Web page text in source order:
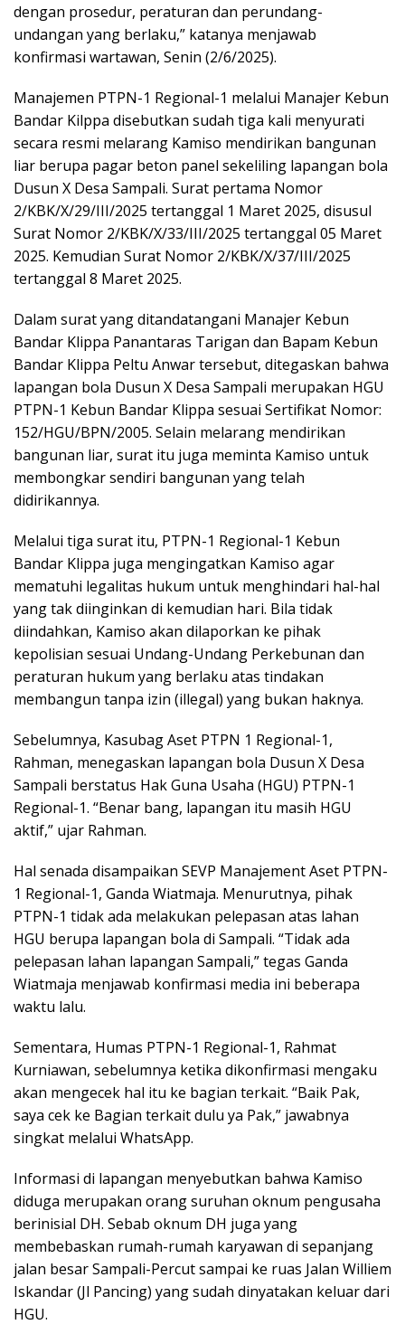
dengan prosedur, peraturan dan perundang-
undangan yang berlaku,” katanya menjawab
konfirmasi wartawan, Senin (2/6/2025).
Manajemen PTPN-1 Regional-1 melalui Manajer Kebun
Bandar Kilppa disebutkan sudah tiga kali menyurati
secara resmi melarang Kamiso mendirikan bangunan
liar berupa pagar beton panel sekeliling lapangan bola
Dusun X Desa Sampali. Surat pertama Nomor
2/KBK/X/29/III/2025 tertanggal 1 Maret 2025, disusul
Surat Nomor 2/KBK/X/33/III/2025 tertanggal 05 Maret
2025. Kemudian Surat Nomor 2/KBK/X/37/III/2025
tertanggal 8 Maret 2025.
Dalam surat yang ditandatangani Manajer Kebun
Bandar Klippa Panantaras Tarigan dan Bapam Kebun
Bandar Klippa Peltu Anwar tersebut, ditegaskan bahwa
lapangan bola Dusun X Desa Sampali merupakan HGU
PTPN-1 Kebun Bandar Klippa sesuai Sertifikat Nomor:
152/HGU/BPN/2005. Selain melarang mendirikan
bangunan liar, surat itu juga meminta Kamiso untuk
membongkar sendiri bangunan yang telah
didirikannya.
Melalui tiga surat itu, PTPN-1 Regional-1 Kebun
Bandar Klippa juga mengingatkan Kamiso agar
mematuhi legalitas hukum untuk menghindari hal-hal
yang tak diinginkan di kemudian hari. Bila tidak
diindahkan, Kamiso akan dilaporkan ke pihak
kepolisian sesuai Undang-Undang Perkebunan dan
peraturan hukum yang berlaku atas tindakan
membangun tanpa izin (illegal) yang bukan haknya.
Sebelumnya, Kasubag Aset PTPN 1 Regional-1,
Rahman, menegaskan lapangan bola Dusun X Desa
Sampali berstatus Hak Guna Usaha (HGU) PTPN-1
Regional-1. “Benar bang, lapangan itu masih HGU
aktif,” ujar Rahman.
Hal senada disampaikan SEVP Manajement Aset PTPN-
1 Regional-1, Ganda Wiatmaja. Menurutnya, pihak
PTPN-1 tidak ada melakukan pelepasan atas lahan
HGU berupa lapangan bola di Sampali. “Tidak ada
pelepasan lahan lapangan Sampali,” tegas Ganda
Wiatmaja menjawab konfirmasi media ini beberapa
waktu lalu.
Sementara, Humas PTPN-1 Regional-1, Rahmat
Kurniawan, sebelumnya ketika dikonfirmasi mengaku
akan mengecek hal itu ke bagian terkait. “Baik Pak,
saya cek ke Bagian terkait dulu ya Pak,” jawabnya
singkat melalui WhatsApp.
Informasi di lapangan menyebutkan bahwa Kamiso
diduga merupakan orang suruhan oknum pengusaha
berinisial DH. Sebab oknum DH juga yang
membebaskan rumah-rumah karyawan di sepanjang
jalan besar Sampali-Percut sampai ke ruas Jalan Williem
Iskandar (Jl Pancing) yang sudah dinyatakan keluar dari
HGU.